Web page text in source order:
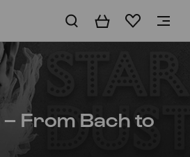
BasketWishlist
– From Bach to